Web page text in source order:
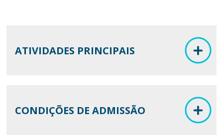
ATIVIDADES PRINCIPAIS
CONDIÇÕES DE ADMISSÃO